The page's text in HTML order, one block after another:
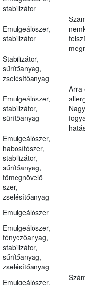
stabilizátor
Emulgeálószer,
stabilizátor
Stabilizátor,
sűrítőanyag,
zselésítőanyag
Emulgeálószer,
stabilizátor,
sűrítőanyag
Arra
Emulgeálószer,
habosítószer,
stabilizátor,
sűrítőanyag,
tömegnövelő
szer,
zselésítőanyag
Emulgeálószer
Emulgeálószer,
fényezőanyag,
stabilizátor,
sűrítőanyag,
zselésítőanyag
Emulgeálószer,